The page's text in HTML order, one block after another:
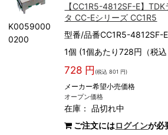
K0059000
0200
【CC1R5-4812SF-E】
タ CC-Eシリーズ CC1R5
型番/品番CC1R5-4812SF-E
1個 (1個あたり728円（税
728 円 (税込 801 円)
メーカー希望小売価格
オープン価格
在庫：品切れ中
ご注文にはログインが必